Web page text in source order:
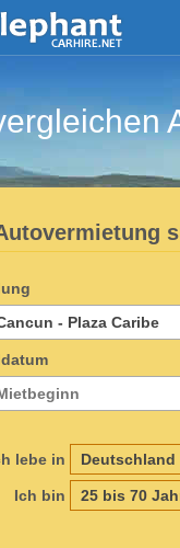
lebe in
Ich bin